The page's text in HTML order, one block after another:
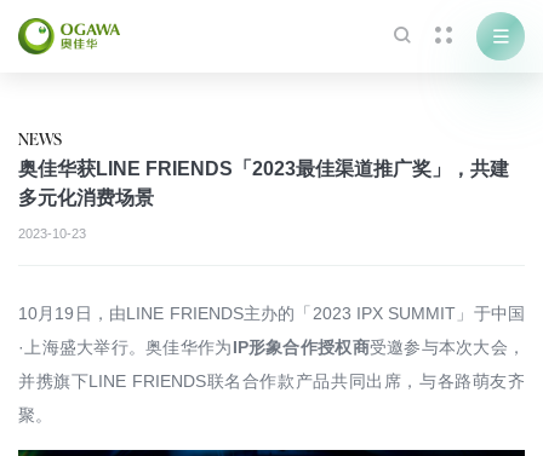



NEWS
奥佳华获LINE FRIENDS「2023最佳渠道推广奖」，共建
多元化消费场景
2023-10-23
10月19日，由LINE FRIENDS主办的「2023 IPX SUMMIT」于中国
·上海盛大举行。奥佳华作为IP形象合作授权商受邀参与本次大会，
并携旗下LINE FRIENDS联名合作款产品共同出席，与各路萌友齐
聚。